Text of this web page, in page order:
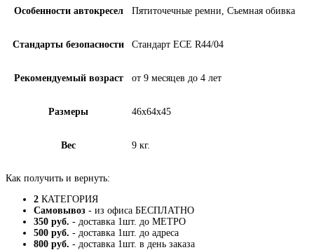
Особенности автокресел Пятиточечные ремни, Съемная обивка
Стандарты безопасности Стандарт ECE R44/04
Рекомендуемый возраст от 9 месяцев до 4 лет
Размеры 46х64х45
Вес 9 кг.
Как получить и вернуть:
2 КАТЕГОРИЯ
Самовывоз - из офиса БЕСПЛАТНО
350 руб. - доставка 1шт. до МЕТРО
500 руб. - доставка 1шт. до адреса
800 руб. - доставка 1шт. в день заказа